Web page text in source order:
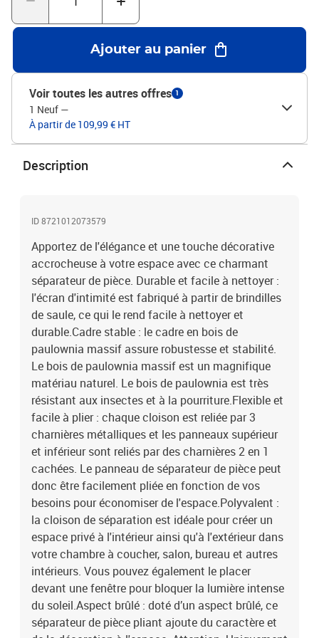
intérieurs. Vous pouvez également le placer devant une fenêtre
pour bloquer la lumière intense du soleil.Aspect brûlé : doté d’un
aspect brûlé, ce séparateur de pièce pliant ajoute du caractère et
de la décoration à l'espace. Attention :Uniquement pour une
utilisation en intérieur.Couleur : marron foncéMatériau du cadre :
bois de paulownia massif avec un aspect brûléMatériau intérieur :
brindille de saule à l'aspect brûléDimensions lorsqu'il est déplié :
175-180 x 160 cm (l x H)Taille du panneau (chacun) : 40 x 160 mm
(l x H)Épaisseur : 16 mmNombre de panneaux : 5Uniquement pour
une utilisation en intérieurAssemblage requis : oui
Ajouter au panier
Voir toutes les autres offres 1
1 Neuf —
À partir de 109,99 € HT
Description
ID 8721012073579
Apportez de l'élégance et une touche décorative
accrocheuse à votre espace avec ce charmant
séparateur de pièce. Durable et facile à nettoyer :
l'écran d'intimité est fabriqué à partir de brindilles
de saule, ce qui le rend facile à nettoyer et
durable.Cadre stable : le cadre en bois de
paulownia massif assure robustesse et stabilité.
Le bois de paulownia massif est un magnifique
matériau naturel. Le bois de paulownia est très
résistant aux insectes et à la pourriture.Flexible et
facile à plier : chaque cloison est reliée par 3
charnières métalliques et les panneaux supérieur
et inférieur sont reliés par des charnières 2 en 1
cachées. Le panneau de séparateur de pièce peut
donc être facilement pliée en fonction de vos
besoins pour économiser de l'espace.Polyvalent :
la cloison de séparation est idéale pour créer un
espace privé à l'intérieur ainsi qu'à l'extérieur dans
votre chambre à coucher, salon, bureau et autres
intérieurs. Vous pouvez également le placer
devant une fenêtre pour bloquer la lumière intense
du soleil.Aspect brûlé : doté d’un aspect brûlé, ce
séparateur de pièce pliant ajoute du caractère et